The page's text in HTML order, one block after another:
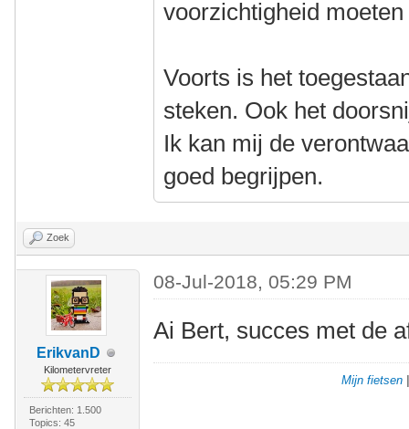
voorzichtigheid
Voorts is het
steken. Ook het
Ik kan mij de
goed begrijpen.
Zoek
ErikvanD
Kilometervreter
Berichten: 1.500
Topics: 45
08-Jul-2018, 05:29 PM
Ai Bert, succes met de
Mijn fietsen